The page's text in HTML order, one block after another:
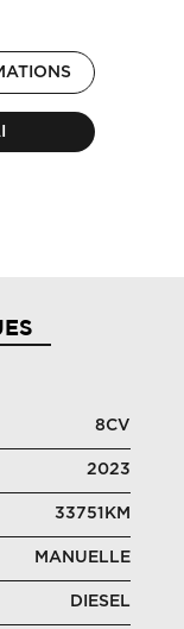
8CV
2023
33751KM
MANUELLE
DIESEL